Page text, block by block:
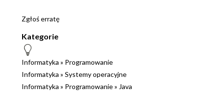
Zgłoś erratę
Kategorie
Informatyka » Programowanie
Informatyka » Systemy operacyjne
Informatyka » Programowanie» Java